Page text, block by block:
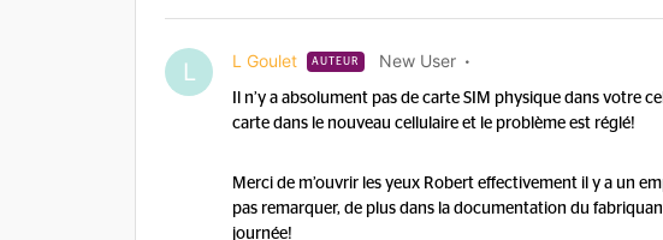
L L Goulet AUTEUR New User
Il n’y a absolument pas de carte SIM physique dans votre
carte dans le nouveau cellulaire et le problème est réglé!
Merci de m’ouvrir les yeux Robert effectivement il y a un
pas remarquer, de plus dans la documentation du
journée!